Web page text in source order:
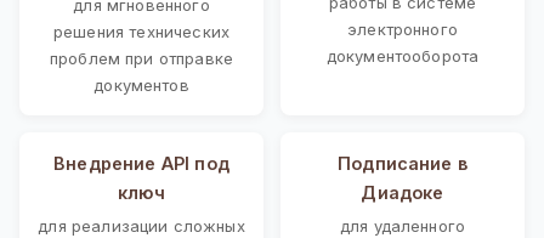
для мгновенного
решения технических
проблем при отправке
документов
электронного
документооборота
Внедрение API под
ключ
для реализации сложных
Подписание в
Диадоке
для удаленного